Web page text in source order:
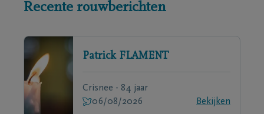
Recente rouwberichten
Patrick FLAMENT
Crisnee - 84 jaar
06/08/2026
Bekijken